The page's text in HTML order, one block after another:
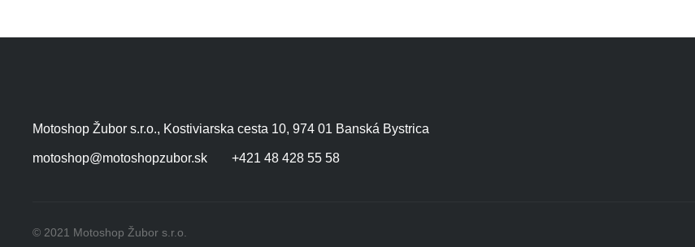
Motoshop Žubor s.r.o., Kostiviarska cesta 10, 974 01 Banská Bystrica
motoshop@motoshopzubor.sk +421 48 428 55 58
© 2021 Motoshop Žubor s.r.o.